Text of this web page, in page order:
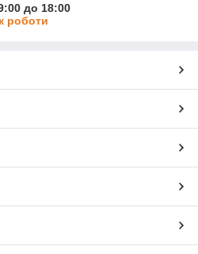
до 18:00
роботи